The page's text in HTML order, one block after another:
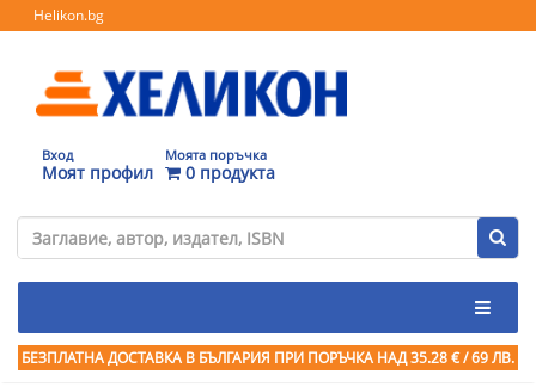
Helikon.bg
Вход
Моят профил
Моята поръчка
0 продукта
БЕЗПЛАТНА ДОСТАВКА В БЪЛГАРИЯ ПРИ ПОРЪЧКА НАД 35.28 € / 69 ЛВ.